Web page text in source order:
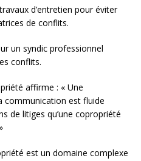
d’entretien pour éviter
de conflits.
un syndic professionnel
conflits.
affirme : « Une
communication est fluide
de litiges qu’une copropriété
est un domaine complexe